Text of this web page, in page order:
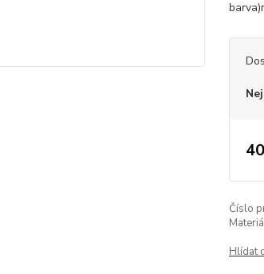
Číslo
Hlídat